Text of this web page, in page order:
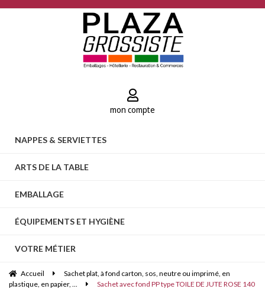
mon compte
NAPPES & SERVIETTES
ARTS DE LA TABLE
EMBALLAGE
ÉQUIPEMENTS ET HYGIÈNE
VOTRE MÉTIER
Accueil
Sachet plat, à fond carton, sos, neutre ou imprimé, en
plastique, en papier, ...
Sachet avec fond PP type TOILE DE JUTE ROSE 140